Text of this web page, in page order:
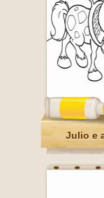
Julio e